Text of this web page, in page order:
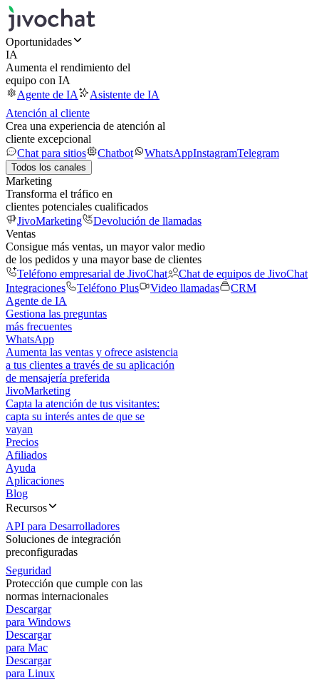
Oportunidades
IA
Aumenta el rendimiento del
equipo con IA
Agente de IA
Asistente de IA
Atención al cliente
Crea una experiencia de atención al
cliente excepcional
Chat para sitios
Chatbot WhatsAppInstagramTelegram
Todos los canales
Marketing
Transforma el tráfico en
clientes potenciales cualificados
JivoMarketing
Devolución de llamadas
Ventas
Consigue más ventas, un mayor valor medio
de los pedidos y una mayor base de clientes
Teléfono empresarial de JivoChat
Chat de equipos de JivoChat
Integraciones
Teléfono Plus Video llamadas
CRM
Agente de IA
Gestiona las preguntas
más frecuentes
WhatsApp
Aumenta las ventas y ofrece asistencia
a tus clientes a través de su aplicación
de mensajería preferida
JivoMarketing
Capta la atención de tus visitantes:
capta su interés antes de que se
vayan
Precios
Afiliados
Ayuda
Aplicaciones
Blog
Recursos
API para Desarrolladores
Soluciones de integración
preconfiguradas
Seguridad
Protección que cumple con las
normas internacionales
Descargar
para Windows
Descargar
para Mac
Descargar
para Linux